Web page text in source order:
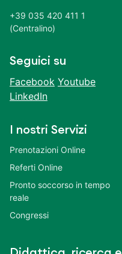
+39 035 420 411 1
(Centralino)
Seguici su
Facebook Youtube
LinkedIn
I nostri Servizi
Prenotazioni Online
Referti Online
Pronto soccorso in tempo
reale
Congressi